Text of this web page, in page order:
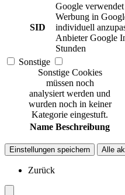
SID
Google
Werbung in
individuell
Anbieter Google
Stunden
Sonstige
Sonstige Cookies
müssen noch
analysiert werden und
wurden noch in keiner
Kategorie eingestuft.
Name Beschreibung
Einstellungen speichern Alle
Zurück